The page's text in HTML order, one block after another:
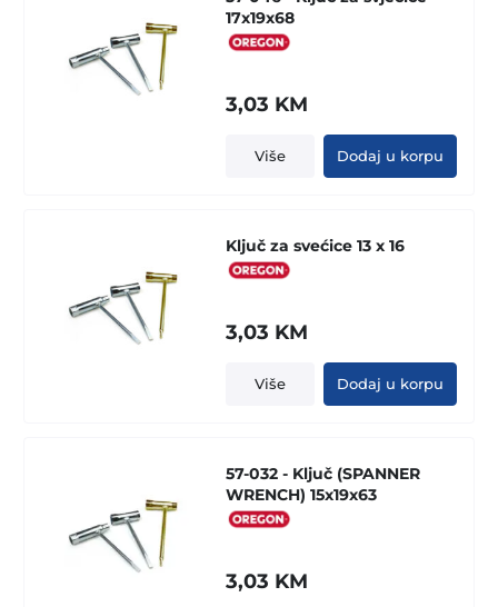
17x19x68
3,03 KM
Više Dodaj u korpu
Ključ za svećice 13 x 16
3,03 KM
Više Dodaj u korpu
57-032 - Ključ (SPANNER
WRENCH) 15x19x63
3,03 KM